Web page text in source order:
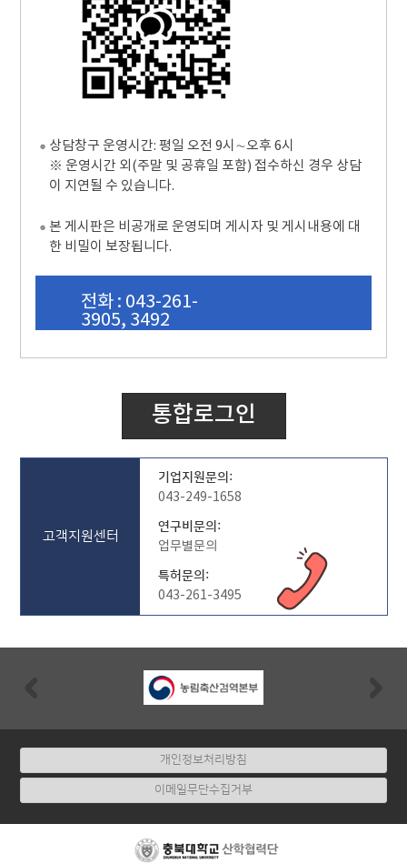
상담창구 운영시간: 평일 오전 9시∼오후 6시
※ 운영시간 외(주말 및 공휴일 포함) 접수하신 경우 상담
이 지연될 수 있습니다.
본 게시판은 비공개로 운영되며 게시자 및 게시내용에 대
한 비밀이 보장됩니다.
전화 : 043-261-
3905, 3492
통합로그인
고객지원센터
기업지원문의:
043-249-1658
연구비문의:
업무별문의
특허문의:
043-261-3495
개인정보처리방침
이메일무단수집거부